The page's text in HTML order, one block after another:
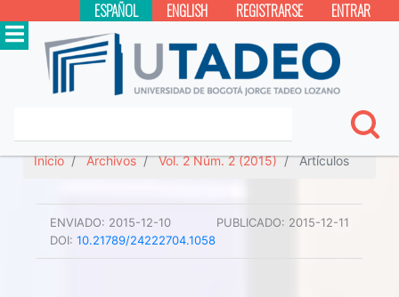
ESPAÑOL ENGLISH REGISTRARSE ENTRAR
Inicio Archivos Vol. 2 Núm. 2 (2015) Artículos
ENVIADO: 2015-12-10 PUBLICADO: 2015-12-11
DOI:10.21789/24222704.1058